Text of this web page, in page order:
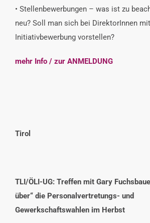
• Stellenbewerbungen – was ist zu
neu? Soll man sich bei DirektorInnen
Initiativbewerbung vorstellen?
mehr Info / zur ANMELDUNG
Tirol
TLI/ÖLI-UG: Treffen mit Gary
über“ die Personalvertretungs- und
Gewerkschaftswahlen im Herbst